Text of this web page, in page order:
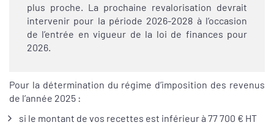
plus proche. La prochaine revalorisation devrait
intervenir pour la période 2026-2028 à l’occasion
de l’entrée en vigueur de la loi de finances pour
2026.
Pour la détermination du régime d’imposition des revenus
de l’année 2025 :
si le montant de vos recettes est inférieur à 77 700 € HT